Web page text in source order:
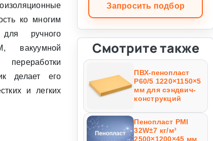
ко многим
ручного
вакуумной
делает его
и легких
Запросить подбор
Смотрите также
ПВХ-пенопласт
Р60/5 1220×1150×5
мм для сэндвич-
конструкций
Пенопласт PMI
32W±7 кг/м³
2500×1200×45 мм